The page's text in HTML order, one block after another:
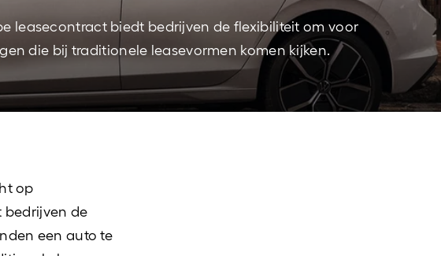
CUPRA
Bedrijfswagens
leasecontract biedt bedrijven de flexibiliteit om voor
die bij traditionele leasevormen komen kijken.
op
bedrijven de
een auto te